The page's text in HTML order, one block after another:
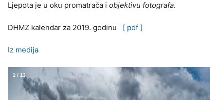
Ljepota je u oku promatrača i objektivu fotografa.
DHMZ kalendar za 2019. godinu [ pdf ]
Iz medija
1 / 13